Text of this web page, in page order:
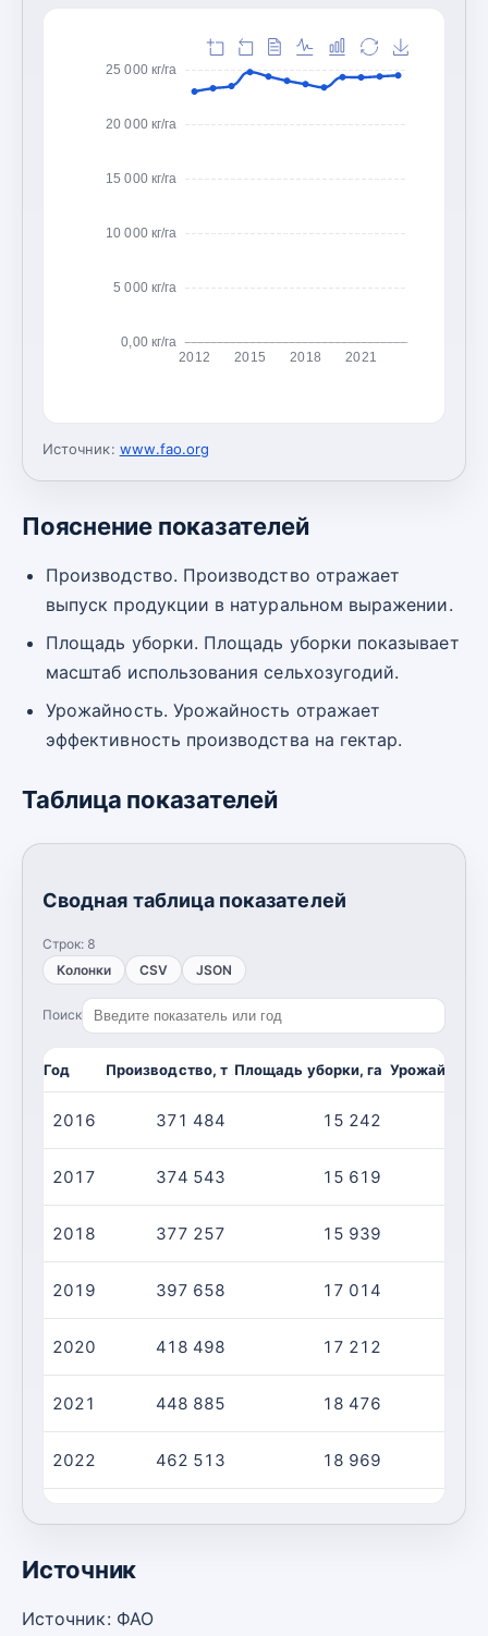
0,00 кг/га
5 000 кг/га
10 000 кг/га
15 000 кг/га
20 000 кг/га
25 000 кг/га
2012 2015 2018 2021
Источник: www.fao.org
Пояснение показателей
Производство. Производство отражает
выпуск продукции в натуральном выражении.
Площадь уборки. Площадь уборки показывает
масштаб использования сельхозугодий.
Урожайность. Урожайность отражает
эффективность производства на гектар.
Таблица показателей
Сводная таблица показателей
Строк: 8
Колонки
CSV JSON
Поиск
Год Производство, т Площадь уборки, га
2016 371 484 15 242
2017 374 543 15 619
2018 377 257 15 939
2019 397 658 17 014
2020 418 498 17 212
2021 448 885 18 476
2022 462 513 18 969
Источник
Источник: ФАО